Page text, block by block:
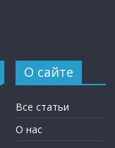
О сайте
Все статьи
О нас